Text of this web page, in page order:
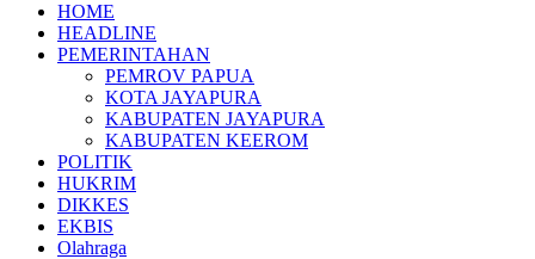
HOME
HEADLINE
PEMERINTAHAN
PEMROV PAPUA
KOTA JAYAPURA
KABUPATEN JAYAPURA
KABUPATEN KEEROM
POLITIK
HUKRIM
DIKKES
EKBIS
Olahraga